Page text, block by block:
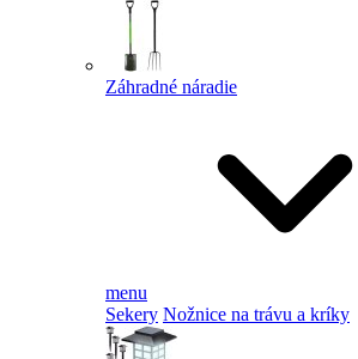
Záhradné náradie
menu
Sekery Nožnice na trávu a kríky